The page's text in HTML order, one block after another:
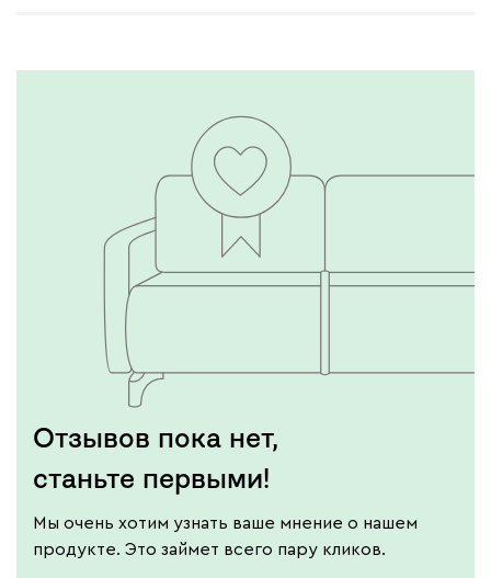
Отзывов пока нет,
станьте первыми!
Мы очень хотим узнать ваше мнение о нашем
продукте. Это займет всего пару кликов.